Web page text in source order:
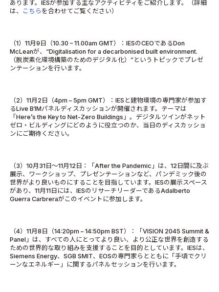
あります。IESが参加する主なアクティビティをご紹介します。（詳細
は、
こちら を合わせてご覧ください）
（1）11月9日（10.30 – 11.00am GMT）：IESのCEOであるDon
McLeanが、“Digitalisation for a decarbonised built environment.
（脱炭素化環境構築のためのデジタル化）”というトピックでプレゼ
ンテーションを行います。
（2）11月2日（4pm – 5pm GMT）：IESと建物環境の専門家が参加す
るLive B1Mパネルディスカッションが開催されます。テーマは
「Here’s the Key to Net-Zero Buildings」。デジタルツインがネット
ゼロ・ビルディングにどのように役立つのか、当日のディスカッショ
ンにご期待ください。
（3）10月31日～11月12日：「After the Pandemic」は、12日間に及ぶ
展示、ワークショップ、プレゼンテーションなど、パンデミック後の
世界がより良いものにすることを目指しています。IESの展示スペース
があり、11月11日には、IESのリサーチリーダーであるAdalberto
Guerra Carbreraがこのイベントに参加します。
（4）11月8日（14:20pm – 14:50pm BST）：「VISION 2045 Summit &
Panel」は、すべての人にとってより良い、より公正な世界を創造する
ための世界的な取り組みを支援することを目的としています。IESは、
Siemens Energy、SGB SMIT、EOSの専門家らとともに「手頃でクリ
ーンなエネルギー」に関するパネルセッションを行います。